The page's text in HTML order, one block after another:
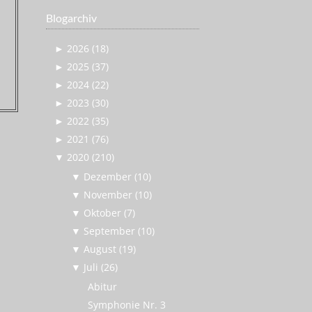
Blogarchiv
► 2026 (18)
► 2025 (37)
► 2024 (22)
► 2023 (30)
► 2022 (35)
► 2021 (76)
▼ 2020 (210)
▼ Dezember (10)
▼ November (10)
▼ Oktober (7)
▼ September (10)
▼ August (19)
▼ Juli (26)
Abitur
Symphonie Nr. 3